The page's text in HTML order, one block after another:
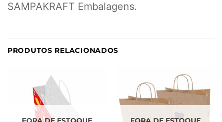
SAMPAKRAFT Embalagens.
PRODUTOS RELACIONADOS